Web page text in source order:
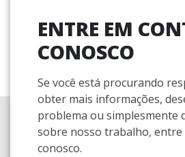
ENTRE EM
CONOSCO
Se você está procurando
obter mais informações,
problema ou simplesmente
sobre nosso trabalho, entre
conosco.